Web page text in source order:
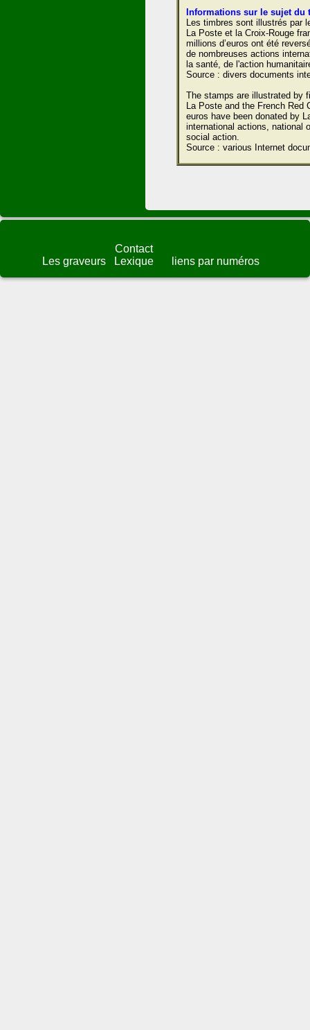
Informations sur le sujet du
Les timbres sont illustrés par
La Poste et la Croix-Rouge
millions d’euros ont été
de nombreuses actions
la santé, de l'action
Source : divers documents
The stamps are illustrated by
La Poste and the French Red
euros have been donated by
international actions, national
social action.
Source : various Internet
Les graveurs
Contact
Lexique
liens par numéros